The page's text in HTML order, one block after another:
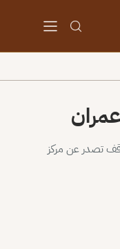
تصدر عن مركز